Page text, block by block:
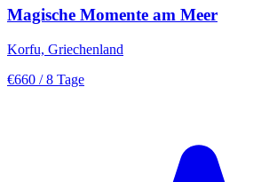
Magische Momente am Meer
Korfu, Griechenland
€660 / 8 Tage